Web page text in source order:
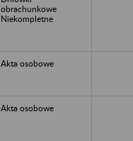
obrachunkowe
Niekompletne
Akta osobowe
Akta osobowe